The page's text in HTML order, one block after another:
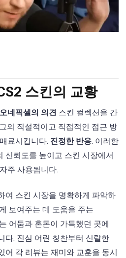
스킨의 교황
오네픽셀의 의견 스킨 컬렉션을 간
의 직설적이고 직접적인 접근 방
료시킵니다. 진정한 반응. 이러한
신뢰도를 높이고 스킨 시장에서
주 사용됩니다.
여 스킨 시장을 명확하게 파악하
보여주는 데 도움을 주는
어둠과 혼돈이 가득했던 곳에
다. 진심 어린 칭찬부터 신랄한
어 각 리뷰는 재미와 교훈을 동시